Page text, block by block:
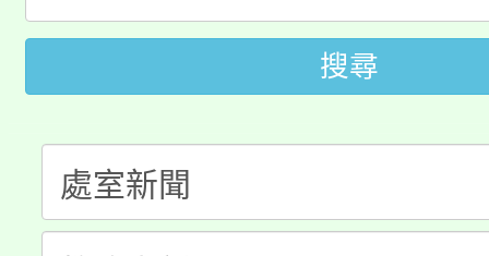
開!
115年桃園市運動會8/
田徑場及游泳池舉行。
桃園市低收入戶享有免
視費優惠，中低收入戶
半價優惠，詳情可洽有
份教師增能研習
大溪自造教育及科技中
份教師研習
淨零綠生活教案入校路
搜尋